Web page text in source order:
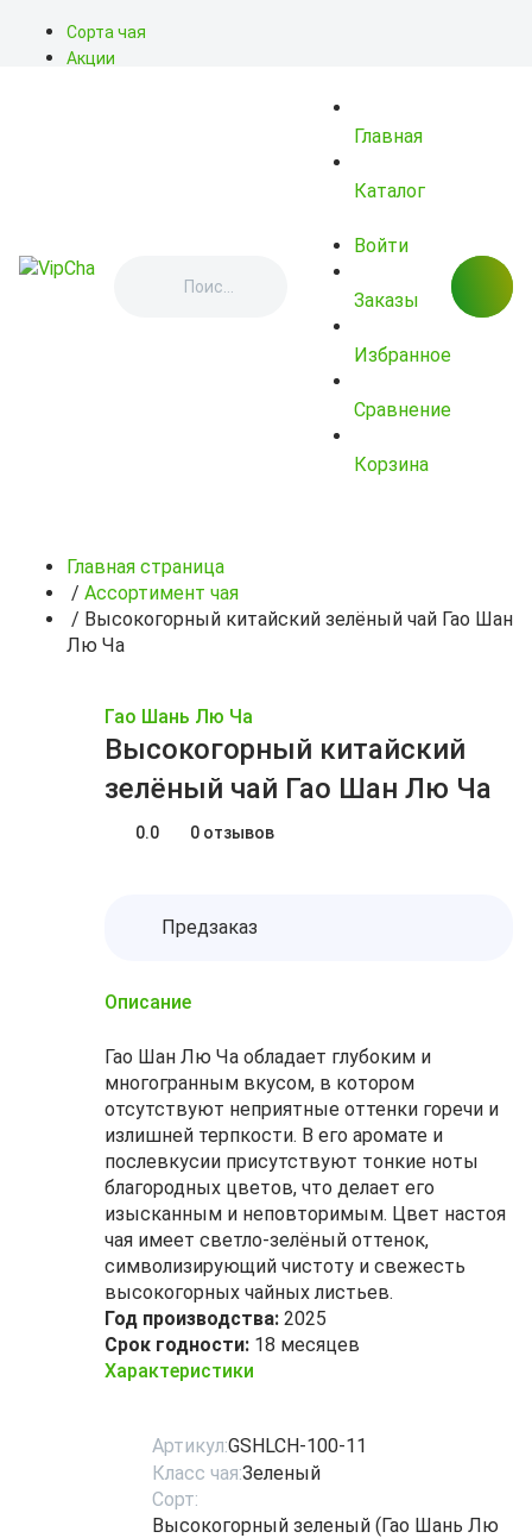
Сорта чая
Акции
Главная
Каталог
Войти
Заказы
Избранное
Сравнение
Корзина
Главная страница
/ Ассортимент чая
/ Высокогорный китайский зелёный чай Гао Шан
Лю Ча
Гао Шань Лю Ча
Высокогорный китайский
зелёный чай Гао Шан Лю Ча
0.0 0 отзывов
Предзаказ
Описание
Гао Шан Лю Ча обладает глубоким и
многогранным вкусом, в котором
отсутствуют неприятные оттенки горечи и
излишней терпкости. В его аромате и
послевкусии присутствуют тонкие ноты
благородных цветов, что делает его
изысканным и неповторимым. Цвет настоя
чая имеет светло-зелёный оттенок,
символизирующий чистоту и свежесть
высокогорных чайных листьев.
Год производства: 2025
Срок годности: 18 месяцев
Характеристики
Артикул:GSHLCH-100-11
Класс чая:Зеленый
Сорт:
Высокогорный зеленый (Гао Шань Лю